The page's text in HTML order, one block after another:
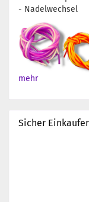
- Nadelwechsel
mehr
Sicher